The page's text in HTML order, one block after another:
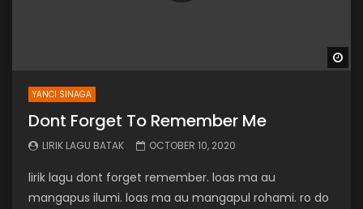
YANCI SINAGA
Dont Forget To Remember Me
LIRIK LAGU BATAK OCTOBER 10, 2020
lirik lagu dont forget remember. loas ma au
mangapus ilumi. loas ma au mangapul rohami. ro do